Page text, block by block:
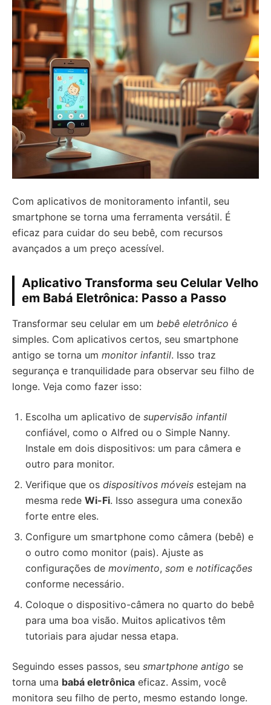
Com aplicativos de monitoramento infantil, seu
smartphone se torna uma ferramenta versátil. É
eficaz para cuidar do seu bebê, com recursos
avançados a um preço acessível.
Aplicativo Transforma seu Celular Velho
em Babá Eletrônica: Passo a Passo
Transformar seu celular em um bebê eletrônico é
simples. Com aplicativos certos, seu smartphone
antigo se torna um monitor infantil. Isso traz
segurança e tranquilidade para observar seu filho de
longe. Veja como fazer isso:
Escolha um aplicativo de supervisão infantil
confiável, como o Alfred ou o Simple Nanny.
Instale em dois dispositivos: um para câmera e
outro para monitor.
Verifique que os dispositivos móveis estejam na
mesma rede Wi-Fi. Isso assegura uma conexão
forte entre eles.
Configure um smartphone como câmera (bebê) e
o outro como monitor (pais). Ajuste as
configurações de movimento, som e notificações
conforme necessário.
Coloque o dispositivo-câmera no quarto do bebê
para uma boa visão. Muitos aplicativos têm
tutoriais para ajudar nessa etapa.
Seguindo esses passos, seu smartphone antigo se
torna uma babá eletrônica eficaz. Assim, você
monitora seu filho de perto, mesmo estando longe.